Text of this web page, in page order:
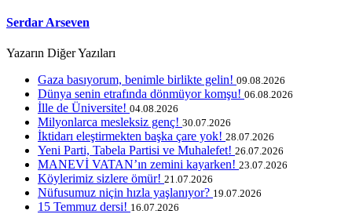
Serdar Arseven
Yazarın Diğer Yazıları
Gaza basıyorum, benimle birlikte gelin! 09.08.2026
Dünya senin etrafında dönmüyor komşu! 06.08.2026
İlle de Üniversite! 04.08.2026
Milyonlarca mesleksiz genç! 30.07.2026
İktidarı eleştirmekten başka çare yok! 28.07.2026
Yeni Parti, Tabela Partisi ve Muhalefet! 26.07.2026
MANEVİ VATAN’ın zemini kayarken! 23.07.2026
Köylerimiz sizlere ömür! 21.07.2026
Nüfusumuz niçin hızla yaşlanıyor? 19.07.2026
15 Temmuz dersi! 16.07.2026